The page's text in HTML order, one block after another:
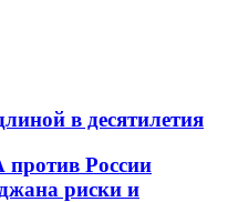
в десятилетия
России
риски и